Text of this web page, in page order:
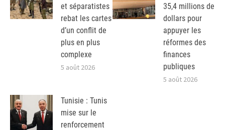
et séparatistes
rebat les cartes
d’un conflit de
plus en plus
complexe
5 août 2026
35,4 millions de
dollars pour
appuyer les
réformes des
finances
publiques
5 août 2026
Tunisie : Tunis
mise sur le
renforcement